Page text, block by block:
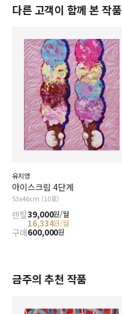
다른 고객이 함께 본 작품
유지영
아이스크림 4단계
53x46cm (10호)
렌탈39,000원/월
16,334원/월
구매600,000원
금주의 추천 작품